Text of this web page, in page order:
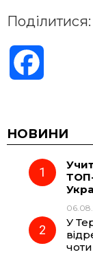
Поділитися:
c
e
o
НОВИНИ
У